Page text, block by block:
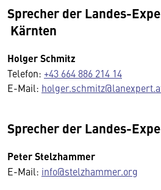
Sprecher der Landes-
Kärnten
Holger Schmitz
Telefon: +43 664 886 214 14
E-Mail:
Sprecher der Landes-
Peter Stelzhammer
E-Mail: info@stelzhammer.org